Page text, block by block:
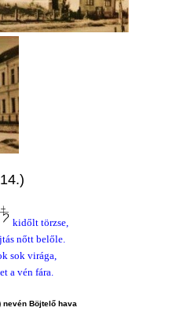
kidőlt törzse,
nőtt belőle.
sok virága,
a vén fára.
nevén Böjtelő hava